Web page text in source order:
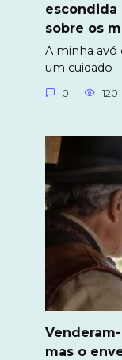
escondida
sobre os
A minha avó
um cuidado
0 120
mas o